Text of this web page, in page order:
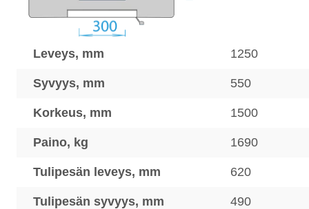
Leveys, mm 1250
Syvyys, mm 550
Korkeus, mm 1500
Paino, kg 1690
Tulipesän leveys, mm 620
Tulipesän syvyys, mm 490